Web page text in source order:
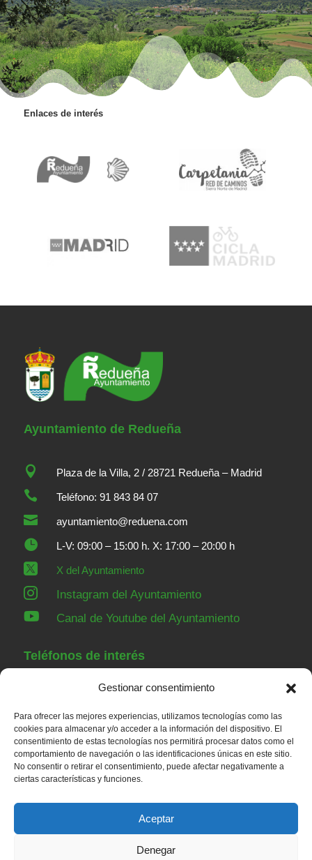
Gestionar consentimiento
Para ofrecer las mejores experiencias, utilizamos tecnologías como las
cookies para almacenar y/o acceder a la información del dispositivo. El
consentimiento de estas tecnologías nos permitirá procesar datos como el
comportamiento de navegación o las identificaciones únicas en este sitio.
No consentir o retirar el consentimiento, puede afectar negativamente a
ciertas características y funciones.
Aceptar
Denegar
Enlaces de interés
Ayuntamiento de Redueña
 Plaza de la Villa, 2 / 28721 Redueña – Madrid
 Teléfono: 91 843 84 07
 ayuntamiento@reduena.com
 L-V: 09:00 – 15:00 h. X: 17:00 – 20:00 h
 X del Ayuntamiento
 Instagram del Ayuntamiento
 Canal de Youtube del Ayuntamiento
Teléfonos de interés
91 843 00 36Guardia Civil Torrelaguna
91 843 82 52Casa de Niños
91 848 23 43Servicios sociales
© 2026 – Ayuntamiento de Redueña |